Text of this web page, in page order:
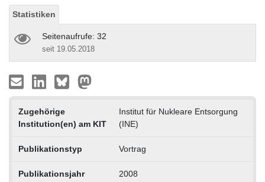
Statistiken
Seitenaufrufe: 32
seit 19.05.2018
Zugehörige
Institution(en) am KIT
Institut für Nukleare Entsorgung
(INE)
Publikationstyp Vortrag
Publikationsjahr 2008